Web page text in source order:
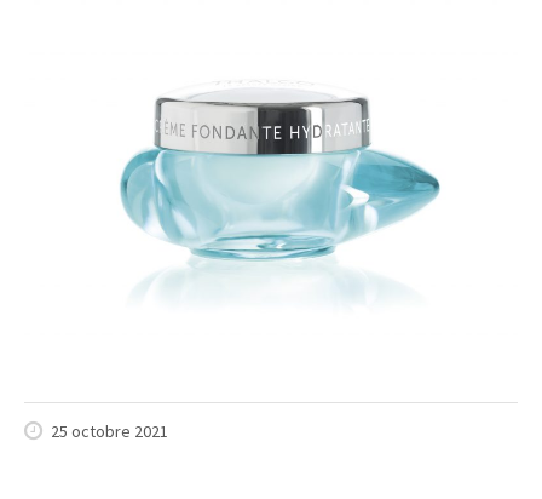
25 octobre 2021